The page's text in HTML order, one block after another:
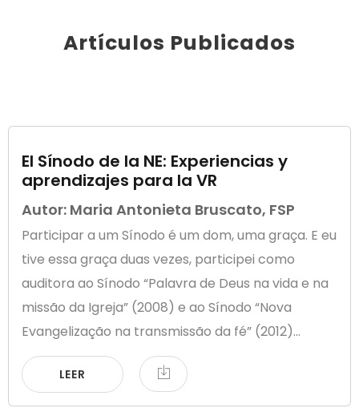
Artículos Publicados
El Sínodo de la NE: Experiencias y
aprendizajes para la VR
Autor: Maria Antonieta Bruscato, FSP
Participar a um Sínodo é um dom, uma graça. E eu
tive essa graça duas vezes, participei como
auditora ao Sínodo “Palavra de Deus na vida e na
missão da Igreja” (2008) e ao Sínodo “Nova
Evangelização na transmissão da fé” (2012)...
LEER